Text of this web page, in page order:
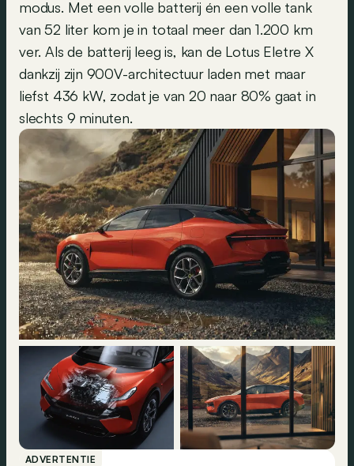
modus. Met een volle batterij én een volle tank
van 52 liter kom je in totaal meer dan 1.200 km
ver. Als de batterij leeg is, kan de Lotus Eletre X
dankzij zijn 900V-architectuur laden met maar
liefst 436 kW, zodat je van 20 naar 80% gaat in
slechts 9 minuten.
ADVERTENTIE